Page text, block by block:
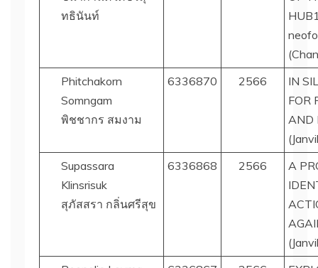
ทธินันท์
Phitchakorn
Somngam
พิชชากร สมงาม
6336870 2566
IN
FOR
AND
Supassara
Klinsrisuk
สุภัสสรา กลิ่นศรีสุข
6336868 2566
A